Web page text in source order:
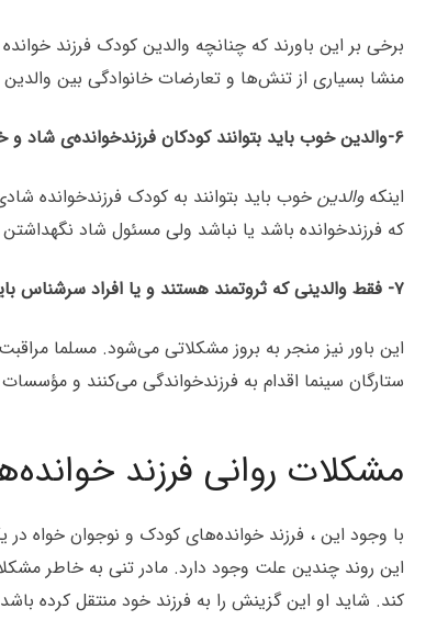
برخی بر این باورند که چنانچه والدین کودک ‌فرزند
منشا بسیاری از تنش‌ها و تعارضات خانوادگی بین
۶-والدین خوب باید بتوانند کودکان فرزندخوانده‌ی شاد و خوشبختی داشته باشند.
اینکهوالدین خوب باید بتوانند به کودک فرزندخوانده
که فرزندخوانده باشد یا نباشد ولی مسئول شاد
۷- فقط والدینی که ثروتمند هستند و یا افراد سرشناس باید کودکان را به فرزندی بپذیرند.
این باور نیز منجر به بروز مشکلاتی می‌شود. مسلما
ستارگان سینما اقدام به فرزندخواندگی می‌کنند و
مشکلات روانی فرزند
با وجود این ، فرزند خوانده‌های کودک و نوجوان خواه
این روند چندین علت وجود دارد. مادر تنی به خاطر
کند. شاید او این گزینش را به فرزند خود منتقل کرده